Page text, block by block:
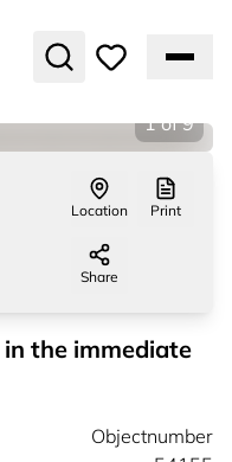
1 of 9
Location Print
Share
the immediate
Objectnumber